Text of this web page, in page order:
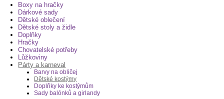
Boxy na hračky
Dárkové sady
Dětské oblečení
Dětské stoly a židle
Doplňky
Hračky
Chovatelské potřeby
Lůžkoviny
Párty a karneval
Barvy na obličej
Dětské kostýmy
Doplňky ke kostýmům
Sady balónků a girlandy